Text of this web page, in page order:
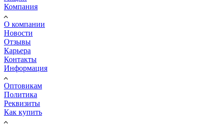
Компания
О компании
Новости
Отзывы
Карьера
Контакты
Информация
Оптовикам
Политика
Реквизиты
Как купить